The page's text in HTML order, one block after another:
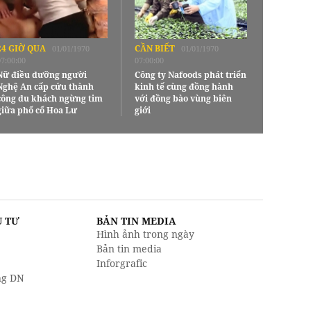
GIỜ QUA
01/01/1970
điều dưỡng người
An cấp cứu thành
du khách ngừng tim
phố cổ Hoa Lư
CẦN BIẾT
01/01/1970
07:00:00
Công ty Nafoods phát triển
kinh tế cùng đồng hành
với đồng bào vùng biên
giới
TƯ
DN
BẢN TIN MEDIA
Hình ảnh trong ngày
Bản tin media
Inforgrafic